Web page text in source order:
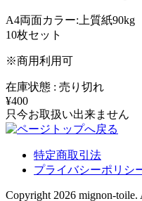
A4両面カラー:上質紙90kg
10枚セット
※商用利用可
在庫状態 : 売り切れ
¥400
只今お取扱い出来ません
特定商取引法
プライバシーポリシ
Copyright 2026 mignon-toile.